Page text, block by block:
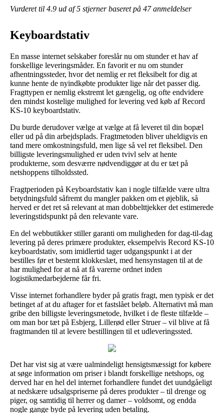
Vurderet til 4.9 ud af 5 stjerner baseret på 47anmeldelser
Keyboardstativ
En masse internet selskaber foreslår nu om stunder et hav af
forskellige leveringsmåder. En favorit er nu om stunder
afhentningssteder, hvor det nemlig er ret fleksibelt for dig at
kunne hente de nyindkøbte produkter lige når det passer dig.
Fragttypen er nemlig ekstremt let gængelig, og ofte endvidere
den mindst kostelige mulighed for levering ved køb af Record
KS-10 keyboardstativ.
Du burde derudover vælge at vælge at få leveret til din bopæl
eller ud på din arbejdsplads. Fragtmetoden bliver uheldigvis en
tand mere omkostningsfuld, men lige så vel ret fleksibel. Den
billigste leveringsmulighed er uden tvivl selv at hente
produkterne, som desværre nødvendiggør at du er tæt på
netshoppens tilholdssted.
Fragtperioden på Keyboardstativ kan i nogle tilfælde være ultra
betydningsfuld såfremt du mangler pakken om et øjeblik, så
herved er det ret så relevant at man dobbelttjekker det estimerede
leveringstidspunkt på den relevante vare.
En del webbutikker stiller garanti om muligheden for dag-til-dag
levering på deres primære produkter, eksempelvis Record KS-10
keyboardstativ, som imidlertid tager udgangspunkt i at der
bestilles før et bestemt klokkeslæt, med hensynstagen til at de
har mulighed for at nå at få varerne ordnet inden
logistikmedarbejderne får fri.
Visse internet forhandlere byder på gratis fragt, men typisk er det
betinget af at du aftager for et fastslået beløb. Alternativt må man
gribe den billigste leveringsmetode, hvilket i de fleste tilfælde –
om man bor tæt på Esbjerg, Lillerød eller Struer – vil blive at få
fragtmanden til at levere bestillingen til et udleveringssted.
Det har vist sig at være ualmindeligt hensigtsmæssigt for købere
at søge information om priser i blandt forskellige netshops, og
derved har en hel del internet forhandlere fundet det uundgåeligt
at nedskære udsalgspriserne på deres produkter – til drenge og
piger, og samtidig til herrer og damer – voldsomt, og endda
nogle gange byde på levering uden betaling.